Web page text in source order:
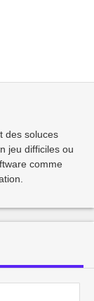
des soluces
jeu difficiles ou
comme